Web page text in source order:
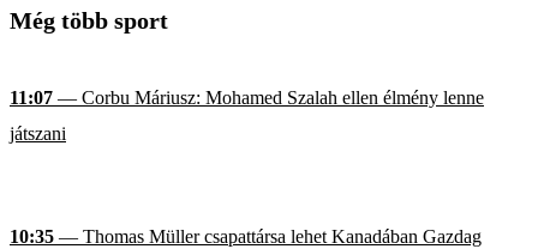
Még több sport
11:07 — Corbu Máriusz: Mohamed Szalah ellen élmény lenne
játszani
10:35 — Thomas Müller csapattársa lehet Kanadában Gazdag